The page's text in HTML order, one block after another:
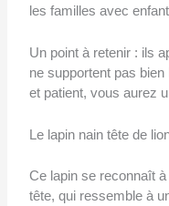
les familles avec
Un point à retenir : ils
ne supportent pas
et patient, vous aurez
Le lapin nain tête de
Ce lapin se reconnaît
tête, qui ressemble à